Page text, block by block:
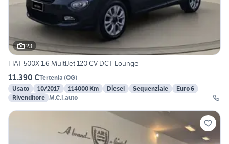
23
FIAT 500X 1.6 MultiJet 120 CV DCT Lounge
11.390 €Tertenia (OG)
Usato
10/2017 114000 Km Diesel Sequenziale
Euro 6
Rivenditore M.C.I.auto